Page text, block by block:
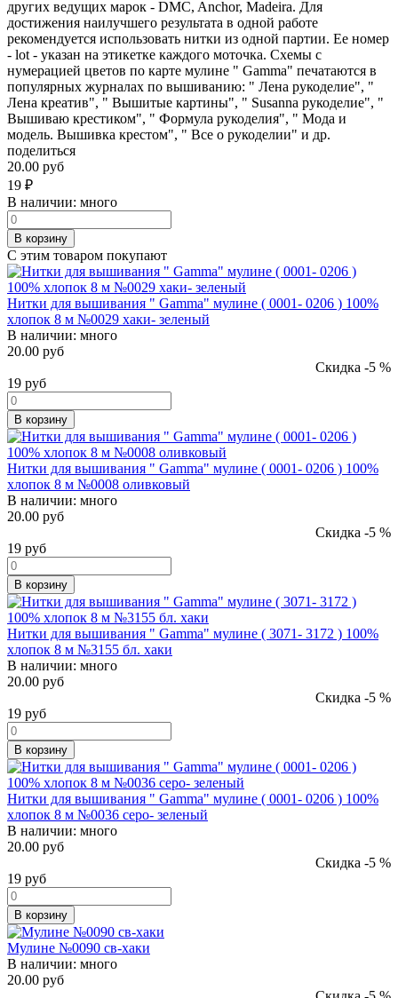
других ведущих марок - DMC, Anchor, Madeira. Для
достижения наилучшего результата в одной работе
рекомендуется использовать нитки из одной партии. Ее номер
- lot - указан на этикетке каждого моточка. Схемы с
нумерацией цветов по карте мулине " Gamma" печатаются в
популярных журналах по вышиванию: " Лена рукоделие", "
Лена креатив", " Вышитые картины", " Susanna рукоделие", "
Вышиваю крестиком", " Формула рукоделия", " Мода и
модель. Вышивка крестом", " Все о рукоделии" и др.
поделиться
20.00 руб
19 ₽
В наличии: много
В корзину
С этим товаром покупают
Нитки для вышивания " Gamma" мулине ( 0001- 0206 ) 100%
хлопок 8 м №0029 хаки- зеленый
В наличии: много
20.00 руб
Скидка -5 %
19 руб
В корзину
Нитки для вышивания " Gamma" мулине ( 0001- 0206 ) 100%
хлопок 8 м №0008 оливковый
В наличии: много
20.00 руб
Скидка -5 %
19 руб
В корзину
Нитки для вышивания " Gamma" мулине ( 3071- 3172 ) 100%
хлопок 8 м №3155 бл. хаки
В наличии: много
20.00 руб
Скидка -5 %
19 руб
В корзину
Нитки для вышивания " Gamma" мулине ( 0001- 0206 ) 100%
хлопок 8 м №0036 серо- зеленый
В наличии: много
20.00 руб
Скидка -5 %
19 руб
В корзину
Мулине №0090 св-хаки
В наличии: много
20.00 руб